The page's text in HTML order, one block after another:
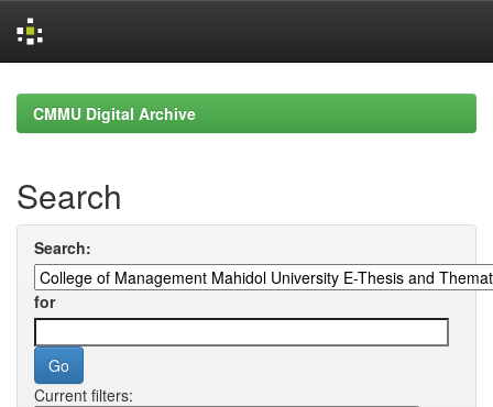
navigationCMMU Digital Archive
Search
Search:
for
Current filters: